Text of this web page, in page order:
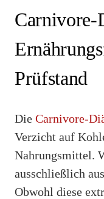
Carnivore-
Prüfstand
Die Carnivore-
Verzicht auf
Nahrungsmittel.
ausschließlich
Obwohl diese